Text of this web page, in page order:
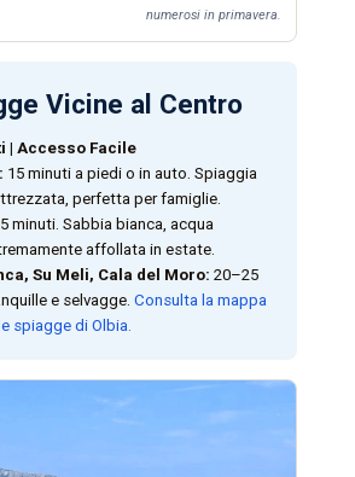
numerosi in primavera.
Vicine al Centro
| Accesso Facile
15 minuti a piedi o in auto. Spiaggia
perfetta per famiglie.
minuti. Sabbia bianca, acqua
affollata in estate.
Su Meli, Cala del Moro: 20–25
e selvagge. Consulta la mappa
spiagge di Olbia.